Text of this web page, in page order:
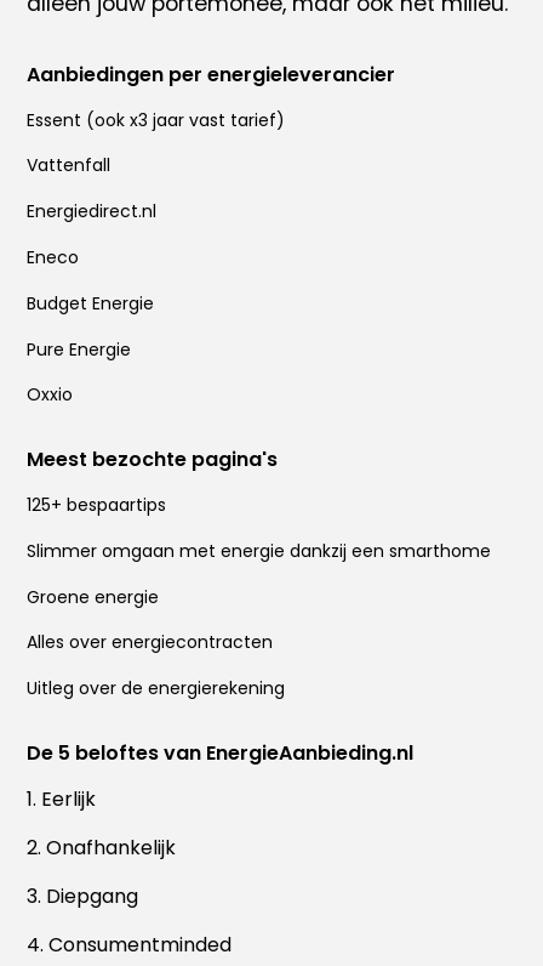
Aanbiedingen per energieleverancier
Essent (ook x3 jaar vast tarief)
Vattenfall
Energiedirect.nl
Eneco
Budget Energie
Pure Energie
Oxxio
Meest bezochte pagina's
125+ bespaartips
Slimmer omgaan met energie dankzij een smarthome
Groene energie
Alles over energiecontracten
Uitleg over de energierekening
De 5 beloftes van EnergieAanbieding.nl
1. Eerlijk
2. Onafhankelijk
3. Diepgang
4. Consumentminded